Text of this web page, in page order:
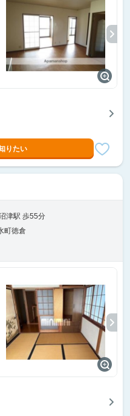
りたい
津駅 歩55分
町徳倉